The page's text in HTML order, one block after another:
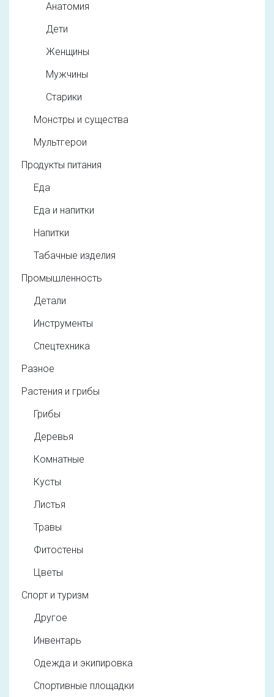
Анатомия
Дети
Женщины
Мужчины
Старики
Монстры и существа
Мультгерои
Продукты питания
Еда
Еда и напитки
Напитки
Табачные изделия
Промышленность
Детали
Инструменты
Спецтехника
Разное
Растения и грибы
Грибы
Деревья
Комнатные
Кусты
Листья
Травы
Фитостены
Цветы
Спорт и туризм
Другое
Инвентарь
Одежда и экипировка
Спортивные площадки